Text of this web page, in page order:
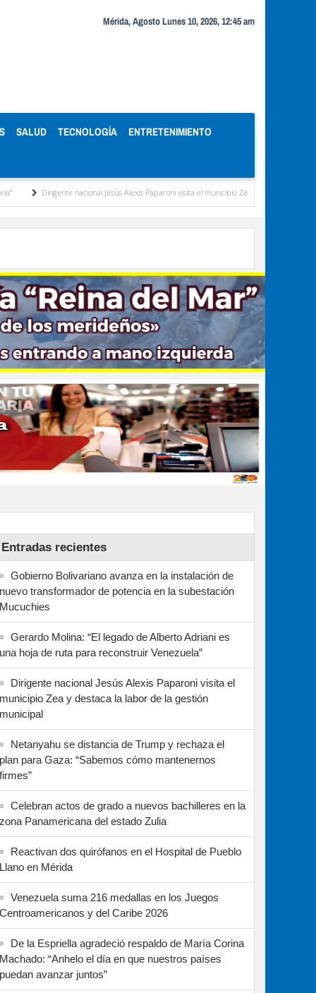
Mérida, Agosto Lunes 10, 2026, 12:45 am
SALUD TECNOLOGÍA ENTRETENIMIENTO
nacional Jesús Alexis Paparoni visita el municipio Zea y destaca la labor de la
Entradas recientes
Gobierno Bolivariano avanza en la instalación de
nuevo transformador de potencia en la subestación
Mucuchies
Gerardo Molina: “El legado de Alberto Adriani es
una hoja de ruta para reconstruir Venezuela”
Dirigente nacional Jesús Alexis Paparoni visita el
municipio Zea y destaca la labor de la gestión
municipal
Netanyahu se distancia de Trump y rechaza el
plan para Gaza: “Sabemos cómo mantenernos
firmes”
Celebran actos de grado a nuevos bachilleres en la
zona Panamericana del estado Zulia
Reactivan dos quirófanos en el Hospital de Pueblo
Llano en Mérida
Venezuela suma 216 medallas en los Juegos
Centroamericanos y del Caribe 2026
De la Espriella agradeció respaldo de María Corina
Machado: “Anhelo el día en que nuestros países
puedan avanzar juntos”